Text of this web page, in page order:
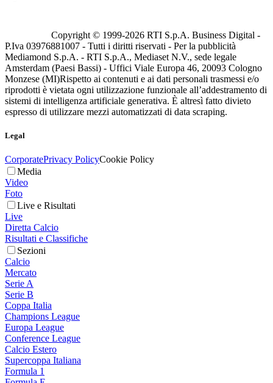
Copyright © 1999-2026 RTI S.p.A. Business Digital -
P.Iva 03976881007 - Tutti i diritti riservati - Per la pubblicità
Mediamond S.p.A. - RTI S.p.A., Mediaset N.V., sede legale
Amsterdam (Paesi Bassi) - Uffici Viale Europa 46, 20093 Cologno
Monzese (MI)Rispetto ai contenuti e ai dati personali trasmessi e/o
riprodotti è vietata ogni utilizzazione funzionale all’addestramento di
sistemi di intelligenza artificiale generativa. È altresì fatto divieto
espresso di utilizzare mezzi automatizzati di data scraping.
Legal
CorporatePrivacy PolicyCookie Policy
Media
Video
Foto
Live e Risultati
Live
Diretta Calcio
Risultati e Classifiche
Sezioni
Calcio
Mercato
Serie A
Serie B
Coppa Italia
Champions League
Europa League
Conference League
Calcio Estero
Supercoppa Italiana
Formula 1